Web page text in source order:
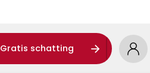
Gratis schatting